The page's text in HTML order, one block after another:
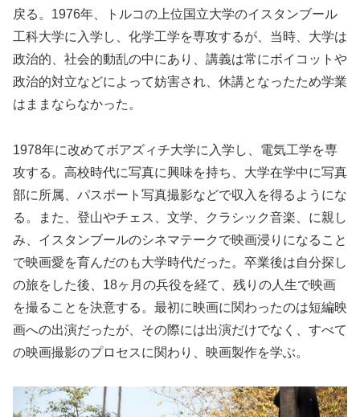
戻る。1976年、トルコの上位国立大学のイスタンブール
工科大学に入学し、化学工学を専攻するが、当時、大学は
政治的、社会的動乱の中にあり、講義は常にボイコットや
政治的対立などによって妨害され、休講となったため学業
はままならなかった。
1978年に改めてボアズィチ大学に入学し、電気工学を専
攻する。高校時代に写真に興味を持ち、大学在学中に写真
部に所属、パスポート写真撮影などで収入を得るようにな
る。また、登山やチェス、文学、クラシック音楽、に親し
み、イスタンブールのシネマテークで映画浸りになること
で映画愛を育んだのも大学時代だった。卒業後は自分探し
の旅をした後、18ヶ月の兵役を経て、残りの人生で映画
を撮ることを決意する。最初に映画に関わったのは短編映
画への出演だったが、その際には出演だけでなく、すべて
の映画撮影のプロセスに関わり、映画製作を学ぶ。